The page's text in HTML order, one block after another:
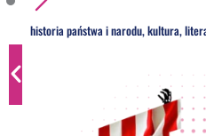
historia państwa i narodu, kultura,